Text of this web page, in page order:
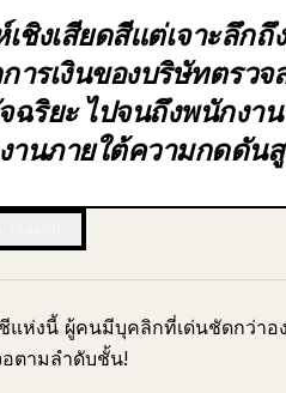
เชิงเสียดสีแต่เจาะลึ
ารเงินของบริษัทตรว
ฉริยะ ไปจนถึงพนักงา
านภายใต้ความกดดัน
ห่งนี้ ผู้คนมีบุคลิกที่เด่นชัดกว่า
ตามลำดับชั้น!